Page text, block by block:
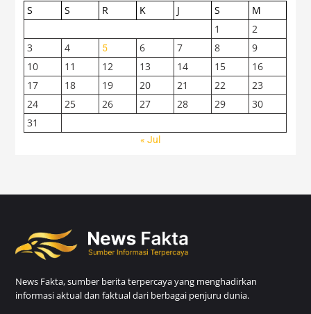
S S R K J S
M
1
2
3
4 5 6 7 8
9
10
11 12 13 14 15
16
17
18 19 20 21 22
23
24
25 26 27 28 29
30
31
« Jul
News Fakta, sumber berita terpercaya yang menghadirkan
informasi aktual dan faktual dari berbagai penjuru dunia.